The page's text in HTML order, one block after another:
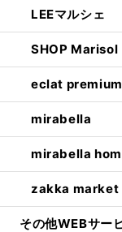
LEEマルシェ
SHOP Marisol
eclat premium
mirabella
mirabella
zakka market
その他WEBサー